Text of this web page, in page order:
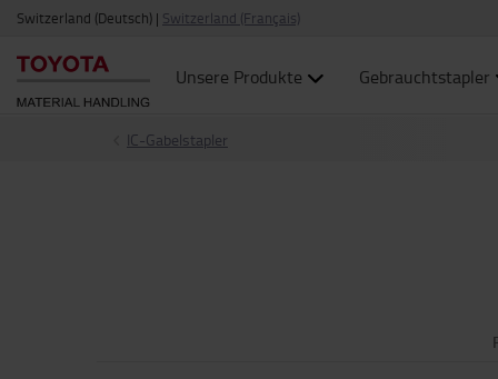
Switzerland (Deutsch) | Switzerland (Français)
Unsere Produkte Gebrauchtstapler
IC-Gabelstapler